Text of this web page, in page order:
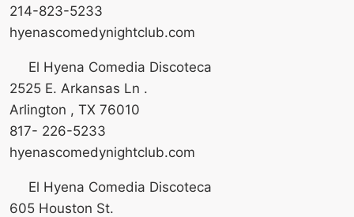
214-823-5233
hyenascomedynightclub.com
El Hyena Comedia Discoteca
2525 E. Arkansas Ln .
Arlington , TX 76010
817- 226-5233
hyenascomedynightclub.com
El Hyena Comedia Discoteca
605 Houston St.